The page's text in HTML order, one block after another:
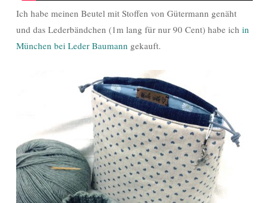
Ich habe meinen Beutel mit Stoffen von Gütermann genäht
und das Lederbändchen (1m lang für nur 90 Cent) habe ich in
München bei Leder Baumann gekauft.